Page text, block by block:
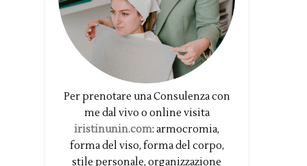
Per prenotare una Consulenza con
me dal vivo o online visita
iristinunin.com: armocromia,
forma del viso, forma del corpo,
stile personale, organizzazione